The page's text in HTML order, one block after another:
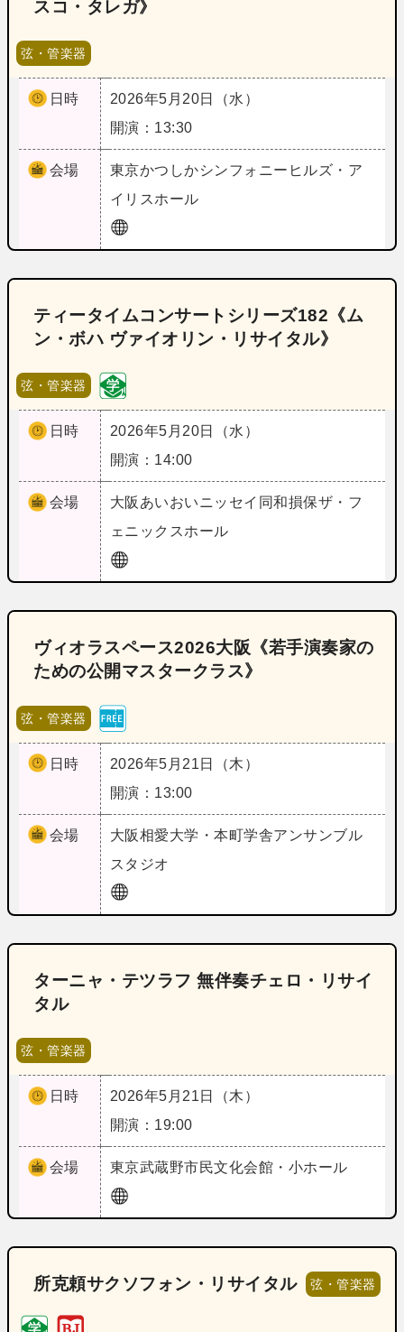
スコ・タレガ》
弦・管楽器
日時
2026年5月20日（水）
開演：13:30
会場 東京かつしかシンフォニーヒルズ・ア
イリスホール
ティータイムコンサートシリーズ182《ム
ン・ボハ ヴァイオリン・リサイタル》
弦・管楽器
日時
2026年5月20日（水）
開演：14:00
会場 大阪 あいおいニッセイ同和損保ザ・フ
ェニックスホール
ヴィオラスペース2026大阪《若手演奏家の
ための公開マスタークラス》
弦・管楽器
日時
2026年5月21日（木）
開演：13:00
会場 大阪相愛大学・本町学舎アンサンブル
スタジオ
ターニャ・テツラフ 無伴奏チェロ・リサイ
タル
弦・管楽器
日時
2026年5月21日（木）
開演：19:00
会場 東京武蔵野市民文化会館・小ホール
所克頼サクソフォン・リサイタル 弦・管楽器